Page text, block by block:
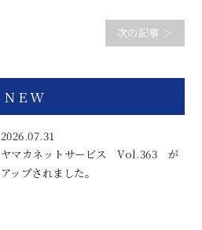
次の記事 ＞
NEW
2026.07.31
ヤマカネットサービス Vol.363 が
アップされました。